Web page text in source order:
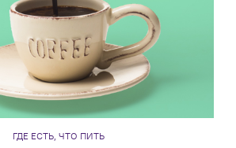
ГДЕ ЕСТЬ, ЧТО ПИТЬ